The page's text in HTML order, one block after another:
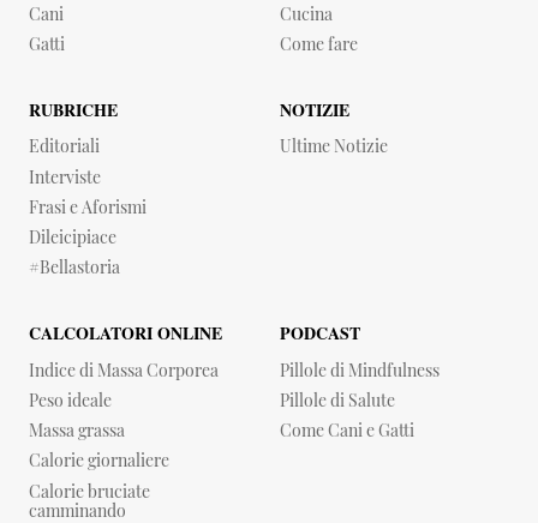
Cani
Gatti
Cucina
Come fare
RUBRICHE
Editoriali
Interviste
Frasi e Aforismi
dileicipiace
#bellastoria
NOTIZIE
Ultime Notizie
CALCOLATORI ONLINE
Indice di Massa Corporea
Peso ideale
Massa grassa
Calorie giornaliere
Calorie bruciate
camminando
PODCAST
Pillole di Mindfulness
Pillole di Salute
Come Cani e Gatti